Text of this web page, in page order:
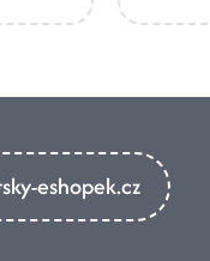
eshopek.cz